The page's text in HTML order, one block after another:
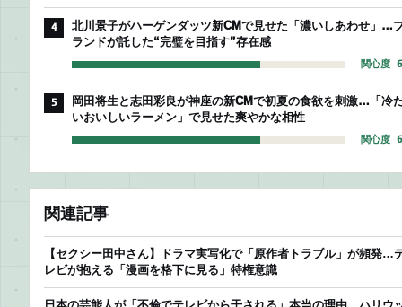
4
北川景子がハーゲンダッツ新CMで見せた「濃いしあわせ」…
ランドが託した“完璧を目指す”存在感
関心度
5
岡田将生と志田彩良が神座の新CMで初夏の食欲を刺激…「冷
いおいしいラーメン」で見せた爽やかな相性
関心度
関連記事
【セクシー田中さん】ドラマ実写化で「原作者トラブル」が頻発…
レビが抱える「漫画を格下に見る」特権意識